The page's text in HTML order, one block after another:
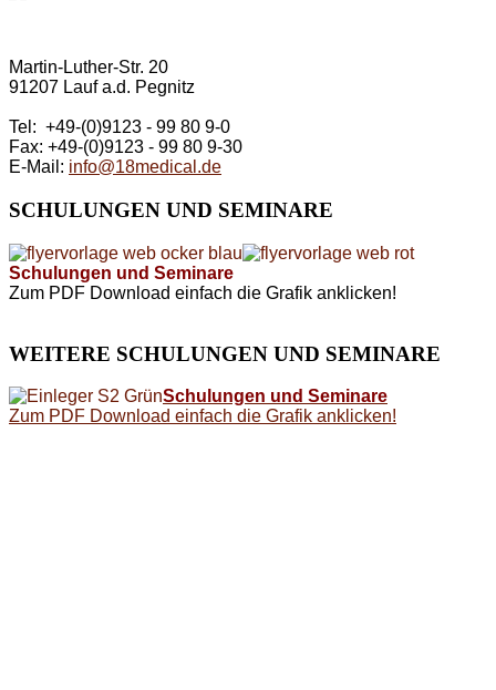
Martin-Luther-Str. 20
91207 Lauf a.d. Pegnitz
Tel: +49-(0)9123 - 99 80 9-0
Fax: +49-(0)9123 - 99 80 9-30
E-Mail: info@18medical.de
SCHULUNGEN UND SEMINARE
Schulungen und Seminare
Zum PDF Download einfach die Grafik anklicken!
WEITERE SCHULUNGEN UND SEMINARE
Schulungen und Seminare
Zum PDF Download einfach die Grafik anklicken!